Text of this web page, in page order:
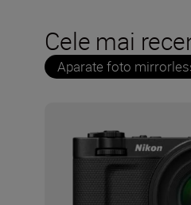
Cele mai
Aparate foto